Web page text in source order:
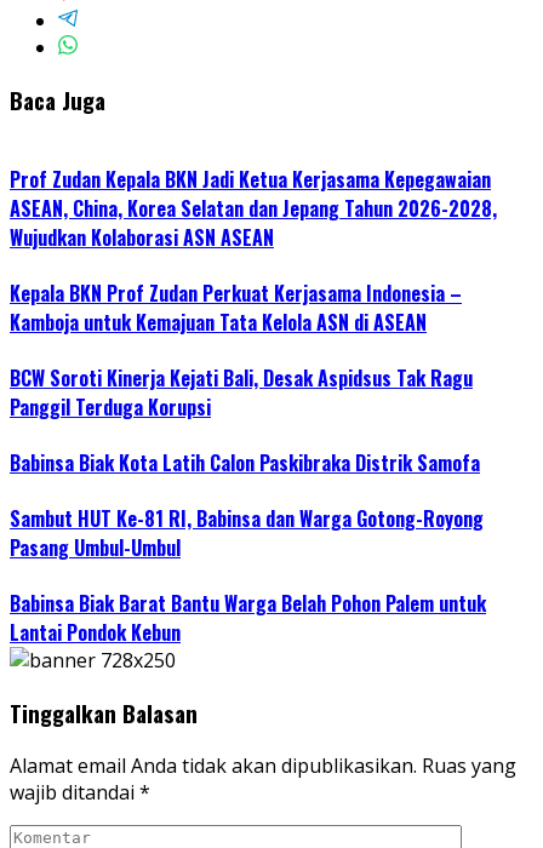
Baca Juga
Prof Zudan Kepala BKN Jadi Ketua Kerjasama Kepegawaian
ASEAN, China, Korea Selatan dan Jepang Tahun 2026-2028,
Wujudkan Kolaborasi ASN ASEAN
Kepala BKN Prof Zudan Perkuat Kerjasama Indonesia –
Kamboja untuk Kemajuan Tata Kelola ASN di ASEAN
BCW Soroti Kinerja Kejati Bali, Desak Aspidsus Tak Ragu
Panggil Terduga Korupsi
Babinsa Biak Kota Latih Calon Paskibraka Distrik Samofa
Sambut HUT Ke-81 RI, Babinsa dan Warga Gotong-Royong
Pasang Umbul-Umbul
Babinsa Biak Barat Bantu Warga Belah Pohon Palem untuk
Lantai Pondok Kebun
Tinggalkan Balasan
Alamat email Anda tidak akan dipublikasikan. Ruas yang
wajib ditandai *